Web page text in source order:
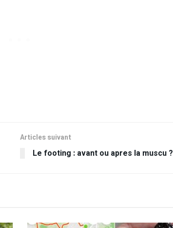
Articles suivant
Le footing : avant ou apres la muscu ?